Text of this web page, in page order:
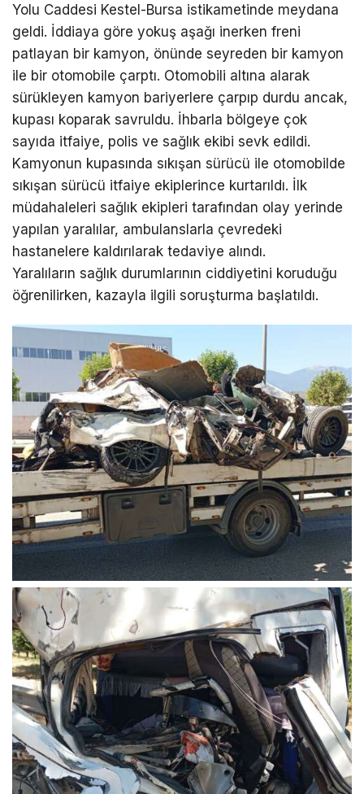
Yolu Caddesi Kestel-Bursa istikametinde meydana
geldi. İddiaya göre yokuş aşağı inerken freni
patlayan bir kamyon, önünde seyreden bir kamyon
ile bir otomobile çarptı. Otomobili altına alarak
sürükleyen kamyon bariyerlere çarpıp durdu ancak,
kupası koparak savruldu. İhbarla bölgeye çok
sayıda itfaiye, polis ve sağlık ekibi sevk edildi.
Kamyonun kupasında sıkışan sürücü ile otomobilde
sıkışan sürücü itfaiye ekiplerince kurtarıldı. İlk
müdahaleleri sağlık ekipleri tarafından olay yerinde
yapılan yaralılar, ambulanslarla çevredeki
hastanelere kaldırılarak tedaviye alındı.
Yaralıların sağlık durumlarının ciddiyetini koruduğu
öğrenilirken, kazayla ilgili soruşturma başlatıldı.